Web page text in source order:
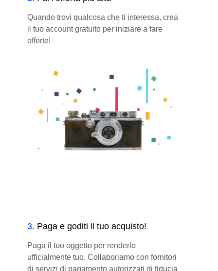
Quando trovi qualcosa che ti interessa, crea
il tuo account gratuito per iniziare a fare
offerte!
3. Paga e goditi il tuo acquisto!
Paga il tuo oggetto per renderlo
ufficialmente tuo. Collaboriamo con fornitori
di servizi di pagamento autorizzati di fiducia